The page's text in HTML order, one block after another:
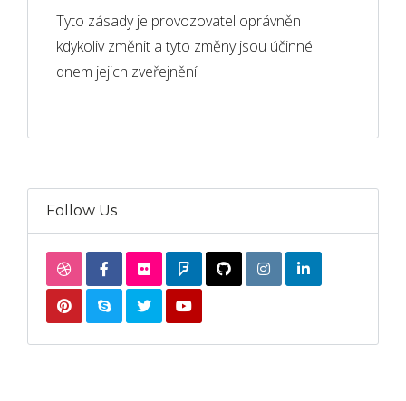
Tyto zásady je provozovatel oprávněn
kdykoliv změnit a tyto změny jsou účinné
dnem jejich zveřejnění.
Follow Us